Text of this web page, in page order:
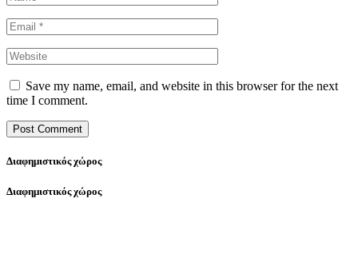
Save my name, email, and website in this browser for the next
time I comment.
Διαφημιστικός χώρος
Διαφημιστικός χώρος